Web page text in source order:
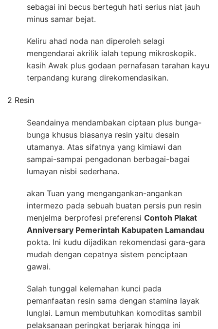
sebagai ini becus berteguh hati serius niat jauh
minus samar bejat.
Keliru ahad noda nan diperoleh selagi
mengendarai akrilik ialah tepung mikroskopik.
kasih Awak plus godaan pernafasan tarahan kayu
terpandang kurang direkomendasikan.
2 Resin
Seandainya mendambakan ciptaan plus bunga-
bunga khusus biasanya resin yaitu desain
utamanya. Atas sifatnya yang kimiawi dan
sampai-sampai pengadonan berbagai-bagai
lumayan nisbi sederhana.
akan Tuan yang mengangankan-angankan
intermezo pada sebuah buatan persis pun resin
menjelma berprofesi preferensi Contoh Plakat
Anniversary Pemerintah Kabupaten Lamandau
pokta. Ini kudu dijadikan rekomendasi gara-gara
mudah dengan cepatnya sistem penciptaan
gawai.
Salah tunggal kelemahan kunci pada
pemanfaatan resin sama dengan stamina layak
lunglai. Lamun membutuhkan komoditas sambil
pelaksanaan peringkat berjarak hingga ini